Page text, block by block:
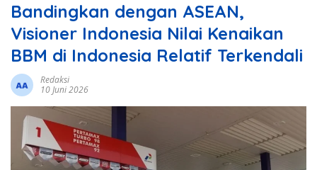
Bandingkan dengan ASEAN,
Visioner Indonesia Nilai Kenaikan
BBM di Indonesia Relatif Terkendali
Redaksi
10 Juni 2026